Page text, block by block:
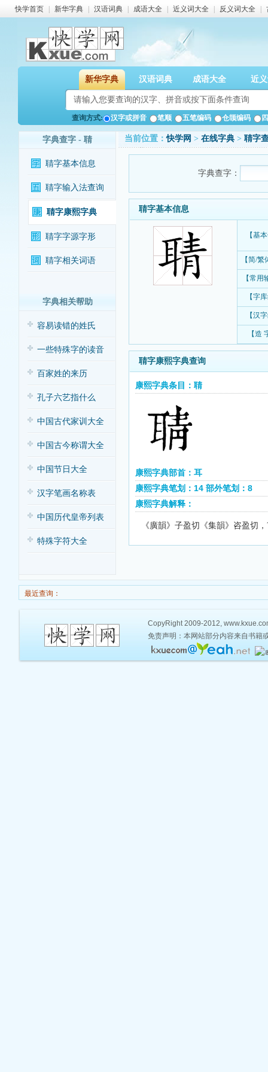
快学首页 新华字典 汉语词典 成语大全 近义词大全 反义词大全
新华字典 汉语词典 成语大全 近
查询方式: 汉字或拼音 笔顺 五笔编码 仓颉编码
字典查字 - 聙
聙字基本信息
聙字输入法查询
聙字康熙字典
聙字字源字形
聙字相关词语
字典相关帮助
容易读错的姓氏
一些特殊字的读音
百家姓的来历
孔子六艺指什么
中国古代家训大全
中国古今称谓大全
中国节日大全
汉字笔画名称表
中国历代皇帝列表
特殊字符大全
当前位置：快学网 > 在线字典 > 聙字
字典查字：
聙字基本信息
【基
【简/
【常用
【字
【汉
【造
聙字康熙字典查询
康熙字典条目：聙
康熙字典部首：耳
康熙字典笔划：14 部外笔划：8
康熙字典解释：
《廣韻》子盈切《集韻》咨盈切，
最近查询：
CopyRight 2009-2012,
免责声明：本网站部分内容来自书籍